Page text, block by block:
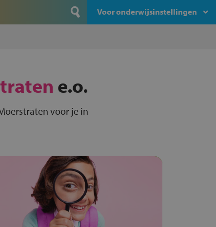
Voor onderwijsinstellingen
e.o.
voor je in